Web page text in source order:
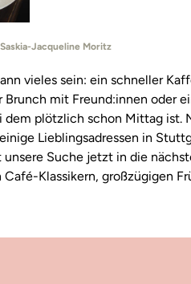
Jacqueline Moritz
vieles sein: ein schneller
Brunch mit Freund:innen oder
dem plötzlich schon Mittag ist.
Lieblingsadressen in
unsere Suche jetzt in die
Klassikern, großzügigen